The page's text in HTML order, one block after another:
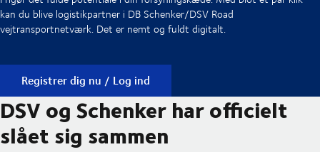
kan du blive logistikpartner i DB Schenker/DSV Road
vejtransportnetværk. Det er nemt og fuldt digitalt.
Registrer dig nu / Log ind
DSV og Schenker har officielt
slået sig sammen